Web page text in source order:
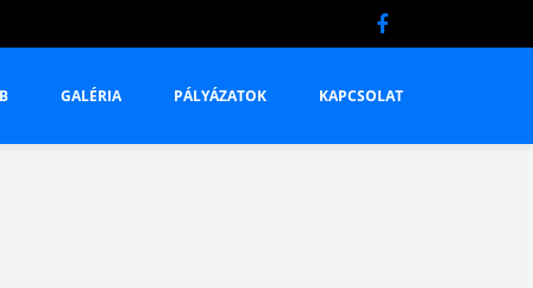
GALÉRIA PÁLYÁZATOK KAPCSOLAT